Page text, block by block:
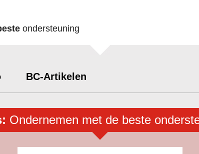
ondersteuning
BC-Artikelen
Ondernemen met de beste